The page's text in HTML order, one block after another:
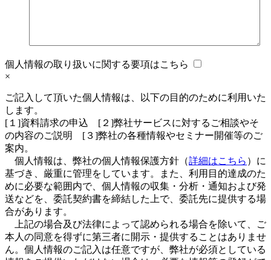
個人情報の取り扱いに関する要項はこちら
×
ご記入して頂いた個人情報は、以下の目的のために利用いた
します。
[１]資料請求の申込 [２]弊社サービスに対するご相談やそ
の内容のご説明 [３]弊社の各種情報やセミナー開催等のご
案内。
個人情報は、弊社の個人情報保護方針（詳細はこちら ）に
基づき、厳重に管理をしています。また、利用目的達成のた
めに必要な範囲内で、個人情報の収集・分析・通知および発
送などを、委託契約書を締結した上で、委託先に提供する場
合があります。
上記の場合及び法律によって認められる場合を除いて、ご
本人の同意を得ずに第三者に開示・提供することはありませ
ん。個人情報のご記入は任意ですが、弊社が必須としている